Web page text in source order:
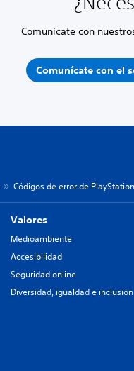
Comunícate con
Comunícate con el
Códigos de error de
Valores
Medioambiente
Accesibilidad
Seguridad online
Diversidad, igualdad e inclusión